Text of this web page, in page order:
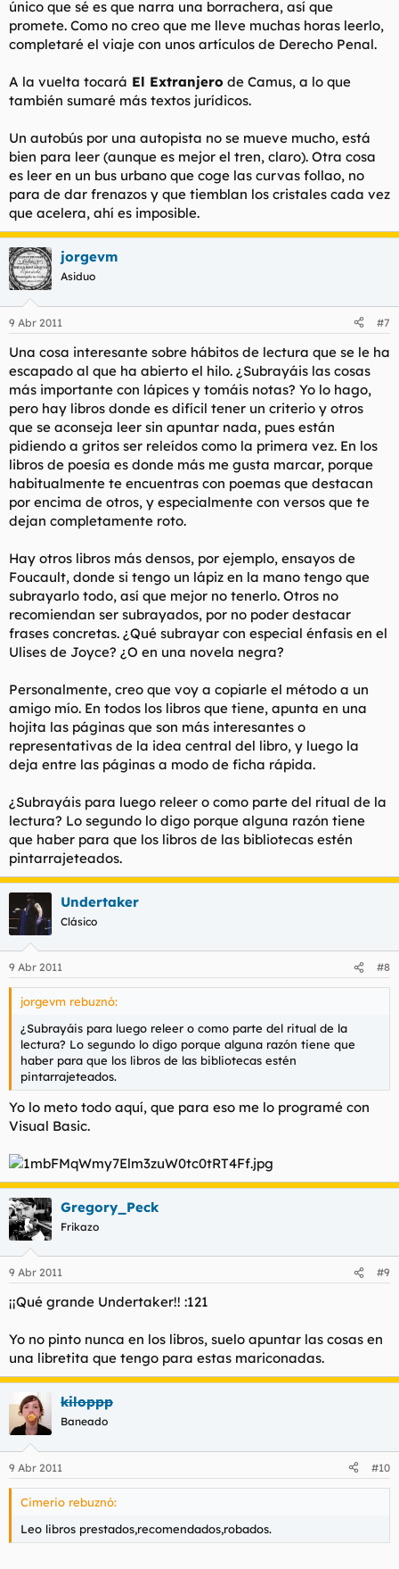
único que sé es que narra una borrachera, así que
promete. Como no creo que me lleve muchas horas leerlo,
completaré el viaje con unos artículos de Derecho Penal.
A la vuelta tocará El Extranjero de Camus, a lo que
también sumaré más textos jurídicos.
Un autobús por una autopista no se mueve mucho, está
bien para leer (aunque es mejor el tren, claro). Otra cosa
es leer en un bus urbano que coge las curvas follao, no
para de dar frenazos y que tiemblan los cristales cada vez
que acelera, ahí es imposible.
jorgevm
Asiduo
9 Abr 2011 #7
Una cosa interesante sobre hábitos de lectura que se le ha
escapado al que ha abierto el hilo. ¿Subrayáis las cosas
más importante con lápices y tomáis notas? Yo lo hago,
pero hay libros donde es difícil tener un criterio y otros
que se aconseja leer sin apuntar nada, pues están
pidiendo a gritos ser releídos como la primera vez. En los
libros de poesía es donde más me gusta marcar, porque
habitualmente te encuentras con poemas que destacan
por encima de otros, y especialmente con versos que te
dejan completamente roto.
Hay otros libros más densos, por ejemplo, ensayos de
Foucault, donde si tengo un lápiz en la mano tengo que
subrayarlo todo, así que mejor no tenerlo. Otros no
recomiendan ser subrayados, por no poder destacar
frases concretas. ¿Qué subrayar con especial énfasis en el
Ulises de Joyce? ¿O en una novela negra?
Personalmente, creo que voy a copiarle el método a un
amigo mío. En todos los libros que tiene, apunta en una
hojita las páginas que son más interesantes o
representativas de la idea central del libro, y luego la
deja entre las páginas a modo de ficha rápida.
¿Subrayáis para luego releer o como parte del ritual de la
lectura? Lo segundo lo digo porque alguna razón tiene
que haber para que los libros de las bibliotecas estén
pintarrajeteados.
Undertaker
Clásico
9 Abr 2011 #8
jorgevm rebuznó:
¿Subrayáis para luego releer o como parte del ritual de la
lectura? Lo segundo lo digo porque alguna razón tiene que
haber para que los libros de las bibliotecas estén
pintarrajeteados.
Yo lo meto todo aquí, que para eso me lo programé con
Visual Basic.
Gregory_Peck
Frikazo
9 Abr 2011 #9
¡¡Qué grande Undertaker!! :121
Yo no pinto nunca en los libros, suelo apuntar las cosas en
una libretita que tengo para estas mariconadas.
kiloppp
Baneado
9 Abr 2011 #10
Cimerio rebuznó:
Leo libros prestados,recomendados,robados.